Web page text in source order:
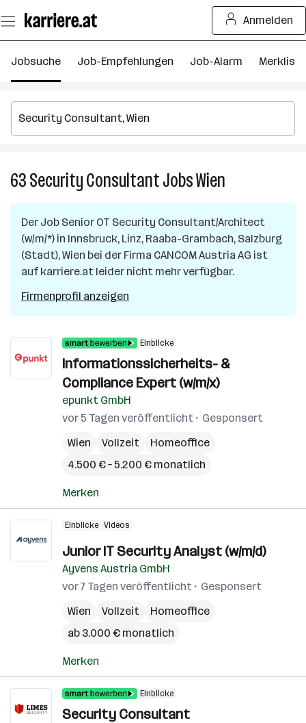
Seiteninhalt
springen
Anmelden
Jobsuche Job-Empfehlungen Job-Alarm Merkliste
63Security ConsultantJobsWien
Jobs
in
Wien
Der Job Senior OT Security Consultant/Architect
(w/m/*) in Innsbruck, Linz, Raaba-Grambach, Salzburg
(Stadt), Wien bei der Firma CANCOM Austria AG ist
auf karriere.at leider nicht mehr verfügbar.
Firmenprofil anzeigen
Einblicke
Informationssicherheits- &
Compliance Expert (w/m/x)
epunkt GmbH
vor 5 Tagen veröffentlicht
Gesponsert
Wien
Vollzeit
Homeoffice
4.500 € – 5.200 € monatlich
Merken
Einblicke Videos
Junior IT Security Analyst (w/m/d)
Ayvens Austria GmbH
vor 7 Tagen veröffentlicht
Gesponsert
Wien
Vollzeit
Homeoffice
ab 3.000 € monatlich
Merken
Einblicke
Security Consultant